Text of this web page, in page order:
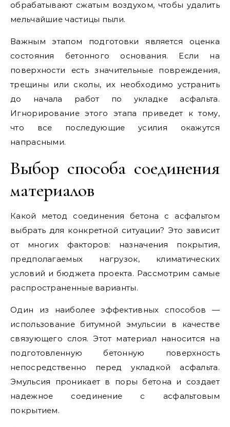
обрабатывают сжатым воздухом, чтобы удалить
мельчайшие частицы пыли.
Важным этапом подготовки является оценка
состояния бетонного основания. Если на
поверхности есть значительные повреждения,
трещины или сколы, их необходимо устранить
до начала работ по укладке асфальта.
Игнорирование этого этапа приведет к тому,
что все последующие усилия окажутся
напрасными.
Выбор способа соединения
материалов
Какой метод соединения бетона с асфальтом
выбрать для конкретной ситуации? Это зависит
от многих факторов: назначения покрытия,
предполагаемых нагрузок, климатических
условий и бюджета проекта. Рассмотрим самые
распространенные варианты.
Один из наиболее эффективных способов —
использование битумной эмульсии в качестве
связующего слоя. Этот материал наносится на
подготовленную бетонную поверхность
непосредственно перед укладкой асфальта.
Эмульсия проникает в поры бетона и создает
надежное соединение с асфальтовым
покрытием.